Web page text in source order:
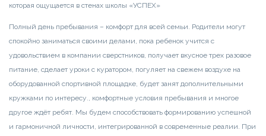
которая ощущается в стенах школы «УСПЕХ»
Полный день пребывания – комфорт для всей семьи. Родители могут
спокойно заниматься своими делами, пока ребенок учится с
удовольствием в компании сверстников, получает вкусное трех разовое
питание, сделает уроки с куратором, погуляет на свежем воздухе на
оборудованной спортивной площадке, будет занят дополнительными
кружками по интересу., комфортные условия пребывания и многое
другое ждёт ребят. Мы будем способствовать формированию успешной
и гармоничной личности, интегрированной в современные реалии. При